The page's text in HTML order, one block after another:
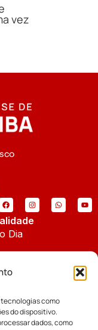
tecnologias como
do dispositivo.
dados, como
vez
Dia